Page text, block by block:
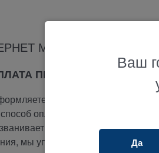
МАГАЗИНА
ПРИ ПОЛУЧЕНИИ
заказ на сайте.
оплаты -
вам и подтверждает
мы упакуем и отправим ваш
Ваш
Да